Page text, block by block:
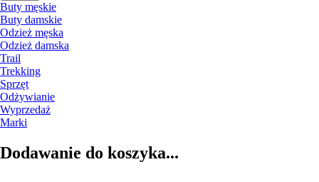
Buty męskie
Buty damskie
Odzież męska
Odzież damska
Trail
Trekking
Sprzęt
Odżywianie
Wyprzedaż
Marki
Dodawanie do koszyka...